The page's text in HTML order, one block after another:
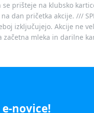
prišteje na klubsko
dan pričetka akcije. ///
izključujejo. Akcije ne
začetna mleka in darilne
novice!